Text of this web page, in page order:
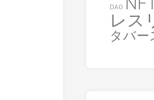
DAO
レス
タバー